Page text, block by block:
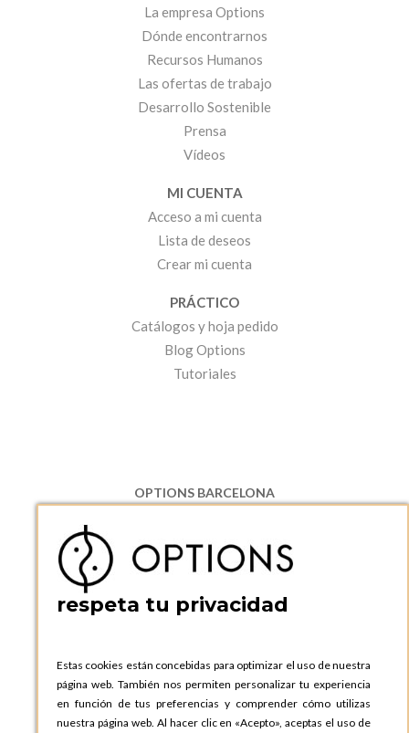
La empresa Options
Dónde encontrarnos
Recursos Humanos
Las ofertas de trabajo
Desarrollo Sostenible
Prensa
Vídeos
MI CUENTA
Acceso a mi cuenta
Lista de deseos
Crear mi cuenta
PRÁCTICO
Catálogos y hoja pedido
Blog Options
Tutoriales
OPTIONS BARCELONA
08130 Santa Perpetua de Moguda, Barcelona
ESPAñA
Teléfono:
+34 935 724 041
OPTIONS BARCELONA SHOWROOM
ESPAñA
Teléfono:+34 935 724 041
OPTIONS MADRID
respeta tu privacidad
Estas cookies están concebidas para optimizar el uso de nuestra
página web. También nos permiten personalizar tu experiencia
en función de tus preferencias y comprender cómo utilizas
nuestra página web. Al hacer clic en «Acepto», aceptas el uso de